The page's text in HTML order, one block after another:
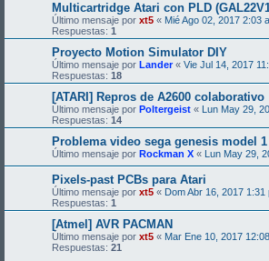
Multicartridge Atari con PLD
Último mensaje por xt5 « Mié Ago 02, 2017 2:03
Respuestas: 1
Proyecto Motion Simulator DIY
Último mensaje por Lander« Vie Jul 14, 2017
Respuestas: 18
[ATARI] Repros de A2600 colaborativo
Último mensaje por Poltergeist « Lun May 29,
Respuestas: 14
Problema video sega genesis model 1
Último mensaje por Rockman X « Lun May 29,
Pixels-past PCBs para Atari
Último mensaje por xt5 « Dom Abr 16, 2017 1:31
Respuestas: 1
[Atmel] AVR PACMAN
Último mensaje por xt5 « Mar Ene 10, 2017
Respuestas: 21